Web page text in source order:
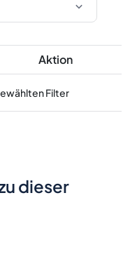
Aktion
Filter
dieser